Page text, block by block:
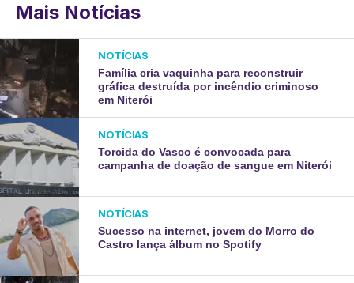
Mais Notícias
NOTÍCIAS
Família cria vaquinha para reconstruir
gráfica destruída por incêndio criminoso
em Niterói
NOTÍCIAS
Torcida do Vasco é convocada para
campanha de doação de sangue em Niterói
NOTÍCIAS
Sucesso na internet, jovem do Morro do
Castro lança álbum no Spotify